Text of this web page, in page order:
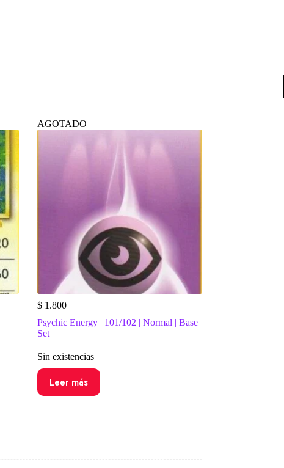
AGOTADO
$1.800
Psychic Energy | 101/102 | Normal | Base
Set
Sin existencias
Leer más